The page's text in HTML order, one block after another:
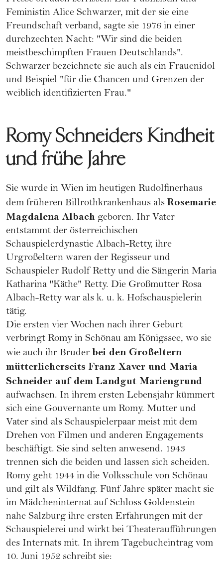
Feministin Alice Schwarzer, mit der sie eine
Freundschaft verband, sagte sie 1976 in einer
durchzechten Nacht: "Wir sind die beiden
meistbeschimpften Frauen Deutschlands".
Schwarzer bezeichnete sie auch als ein Frauenidol
und Beispiel "für die Chancen und Grenzen der
weiblich identifizierten Frau."
Romy Schneiders Kindheit
und frühe Jahre
Sie wurde in Wien im heutigen Rudolfinerhaus
dem früheren Billrothkrankenhaus als Rosemarie
Magdalena Albach geboren. Ihr Vater
entstammt der österreichischen
Schauspielerdynastie Albach-Retty, ihre
Urgroßeltern waren der Regisseur und
Schauspieler Rudolf Retty und die Sängerin Maria
Katharina "Käthe" Retty. Die Großmutter Rosa
Albach-Retty war als k. u. k. Hofschauspielerin
tätig.
Die ersten vier Wochen nach ihrer Geburt
verbringt Romy in Schönau am Königssee, wo sie
wie auch ihr Bruder bei den Großeltern
mütterlicherseits Franz Xaver und Maria
Schneider auf dem Landgut Mariengrund
aufwachsen. In ihrem ersten Lebensjahr kümmert
sich eine Gouvernante um Romy. Mutter und
Vater sind als Schauspielerpaar meist mit dem
Drehen von Filmen und anderen Engagements
beschäftigt. Sie sind selten anwesend. 1943
trennen sich die beiden und lassen sich scheiden.
Romy geht 1944 in die Volksschule von Schönau
und gilt als Wildfang. Fünf Jahre später macht sie
im Mädcheninternat auf Schloss Goldenstein
nahe Salzburg ihre ersten Erfahrungen mit der
Schauspielerei und wirkt bei Theateraufführungen
des Internats mit. In ihrem Tagebucheintrag vom
10. Juni 1952 schreibt sie: